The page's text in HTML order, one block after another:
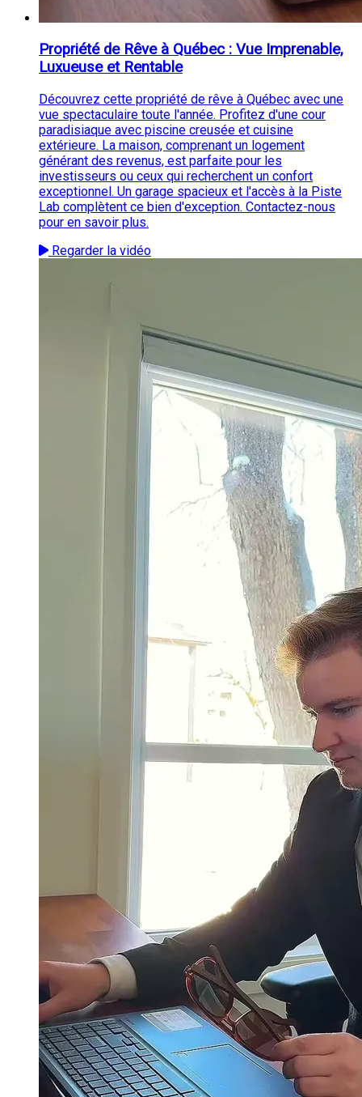
Propriété de Rêve à Québec : Vue Imprenable,
Luxueuse et Rentable
Découvrez cette propriété de rêve à Québec avec une
vue spectaculaire toute l'année. Profitez d'une cour
paradisiaque avec piscine creusée et cuisine
extérieure. La maison, comprenant un logement
générant des revenus, est parfaite pour les
investisseurs ou ceux qui recherchent un confort
exceptionnel. Un garage spacieux et l'accès à la Piste
Lab complètent ce bien d'exception. Contactez-nous
pour en savoir plus.
Regarder la vidéo